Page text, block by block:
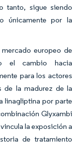
tanto, sigue siendo
únicamente por la
europeo de
el cambio hacia
para los actores
de la madurez de la
linagliptina por parte
Glyxambi
la exposición a
de tratamiento